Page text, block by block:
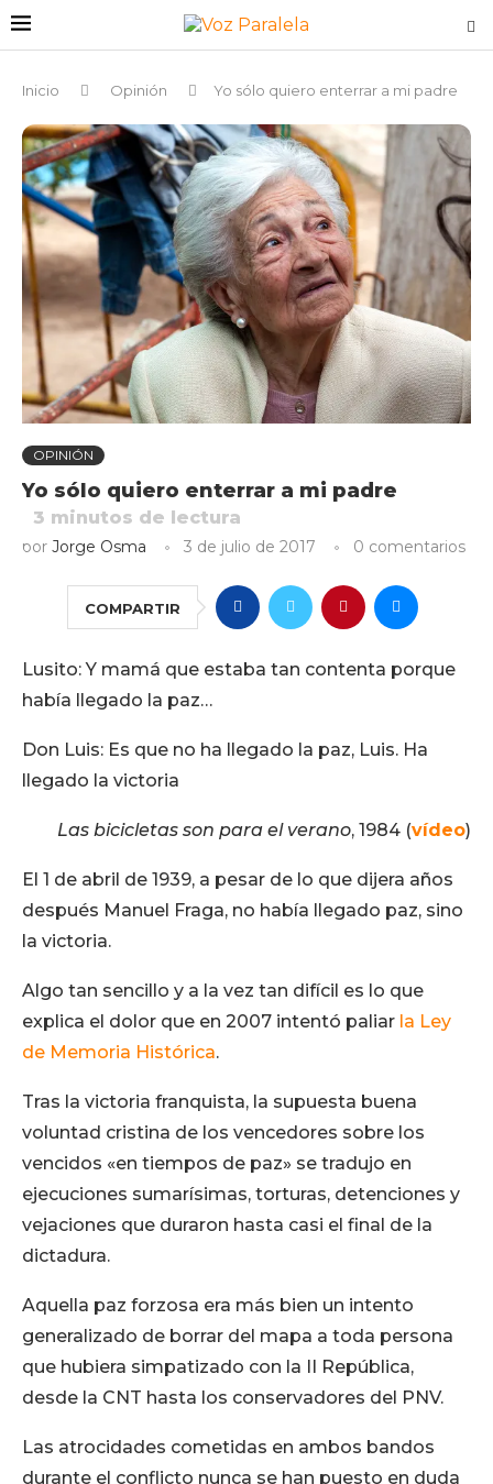
Inicio Opinión Yo sólo quiero enterrar a mi padre
OPINIÓN
Yo sólo quiero enterrar a mi padre
3 minutos de lectura
por Jorge Osma 3 de julio de 2017 0 comentarios
COMPARTIR
Lusito: Y mamá que estaba tan contenta porque
había llegado la paz…
Don Luis: Es que no ha llegado la paz, Luis. Ha
llegado la victoria
Las bicicletas son para el verano, 1984 (vídeo)
El 1 de abril de 1939, a pesar de lo que dijera años
después Manuel Fraga, no había llegado paz, sino
la victoria.
Algo tan sencillo y a la vez tan difícil es lo que
explica el dolor que en 2007 intentó paliar la Ley
de Memoria Histórica.
Tras la victoria franquista, la supuesta buena
voluntad cristina de los vencedores sobre los
vencidos «en tiempos de paz» se tradujo en
ejecuciones sumarísimas, torturas, detenciones y
vejaciones que duraron hasta casi el final de la
dictadura.
Aquella paz forzosa era más bien un intento
generalizado de borrar del mapa a toda persona
que hubiera simpatizado con la II República,
desde la CNT hasta los conservadores del PNV.
Las atrocidades cometidas en ambos bandos
durante el conflicto nunca se han puesto en duda